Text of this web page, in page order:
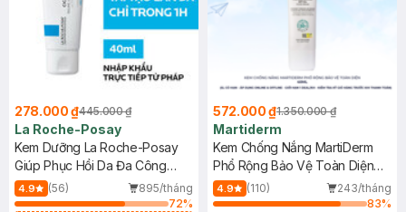
278.000 ₫445.000 ₫
La Roche-Posay
Kem Dưỡng La Roche-Posay
Giúp Phục Hồi Da Đa Công
Dụng 40ml
4.9 (56)
895/tháng
72%
572.000 ₫1.350.000 ₫
Martiderm
Kem Chống Nắng MartiDerm
Phổ Rộng Bảo Vệ Toàn Diện
40ml
4.9 (110)
243/tháng
83%